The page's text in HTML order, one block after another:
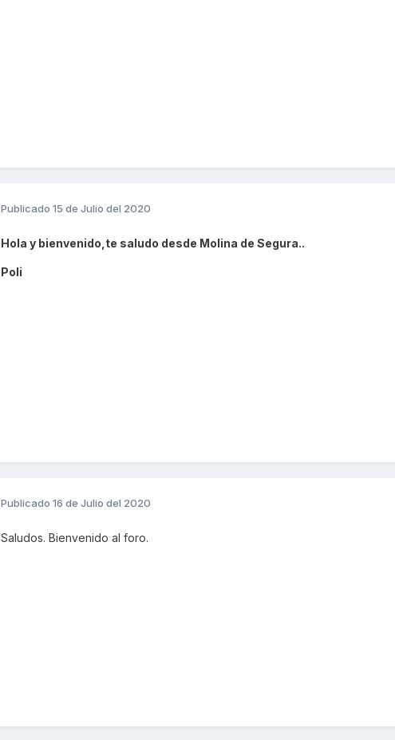
Publicado 15 de Julio del 2020
Hola y bienvenido,te saludo desde Molina de Segura..
Poli
Publicado 16 de Julio del 2020
Saludos. Bienvenido al foro.